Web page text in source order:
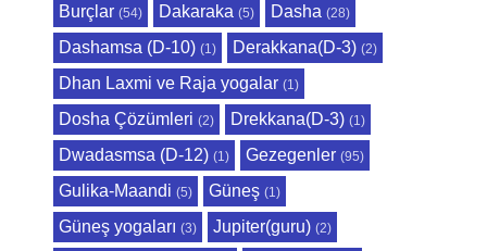
Burçlar (54) Dakaraka (5) Dasha (28)
Dashamsa (D-10) (1) Derakkana(D-3) (2)
Dhan Laxmi ve Raja yogalar (1)
Dosha Çözümleri (2) Drekkana(D-3) (1)
Dwadasmsa (D-12) (1) Gezegenler (95)
Gulika-Maandi (5) Güneş (1)
Güneş yogaları (3) Jupiter(guru) (2)